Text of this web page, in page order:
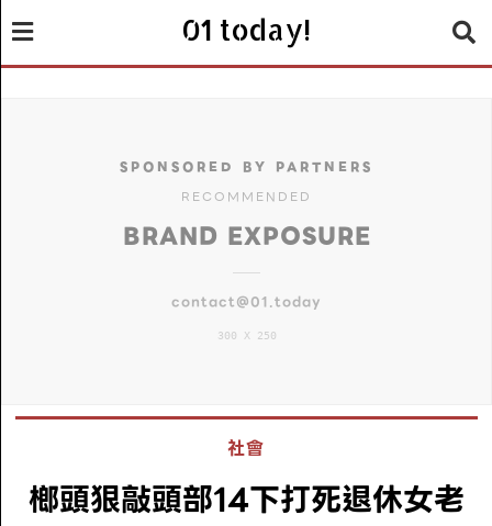
01 today!
SPONSORED BY PARTNERS
RECOMMENDED
BRAND EXPOSURE
contact@01.today
300 X 250
社會
榔頭狠敲頭部14下打死退休女老